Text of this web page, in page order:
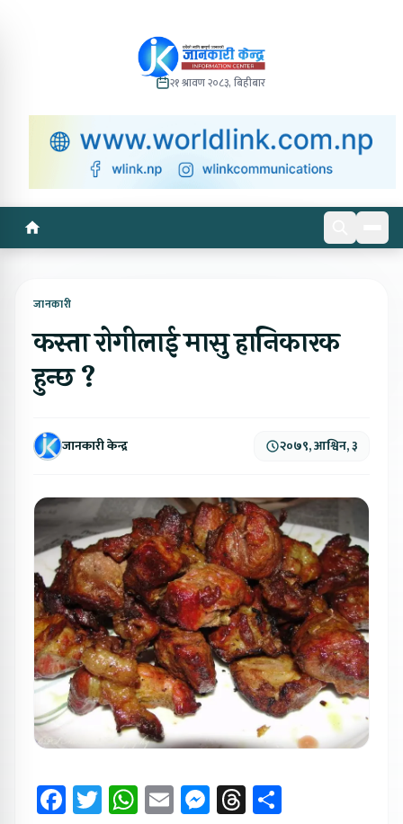
२१ श्रावण २०८३, बिहीबार
जानकारी
कस्ता रोगीलाई मासु हानिकारक
हुन्छ ?
जानकारी केन्द्र २०७९, आश्विन, ३
Facebook
Twitter
WhatsApp
EmailMessenger
Threads